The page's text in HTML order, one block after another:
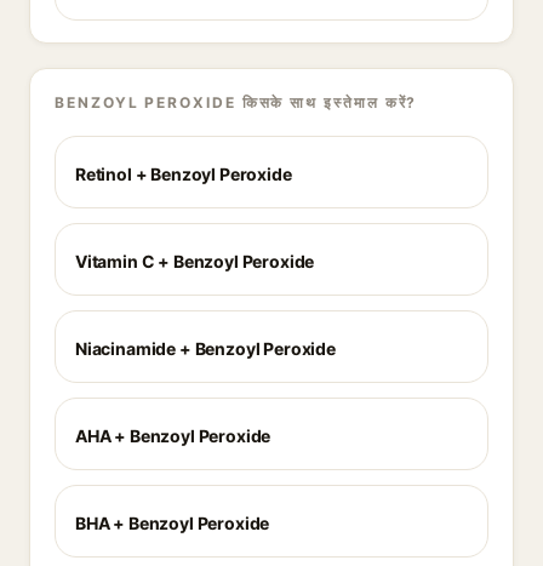
BENZOYL PEROXIDE किसके साथ इस्तेमाल करें?
Retinol + Benzoyl Peroxide
Vitamin C + Benzoyl Peroxide
Niacinamide + Benzoyl Peroxide
AHA + Benzoyl Peroxide
BHA + Benzoyl Peroxide